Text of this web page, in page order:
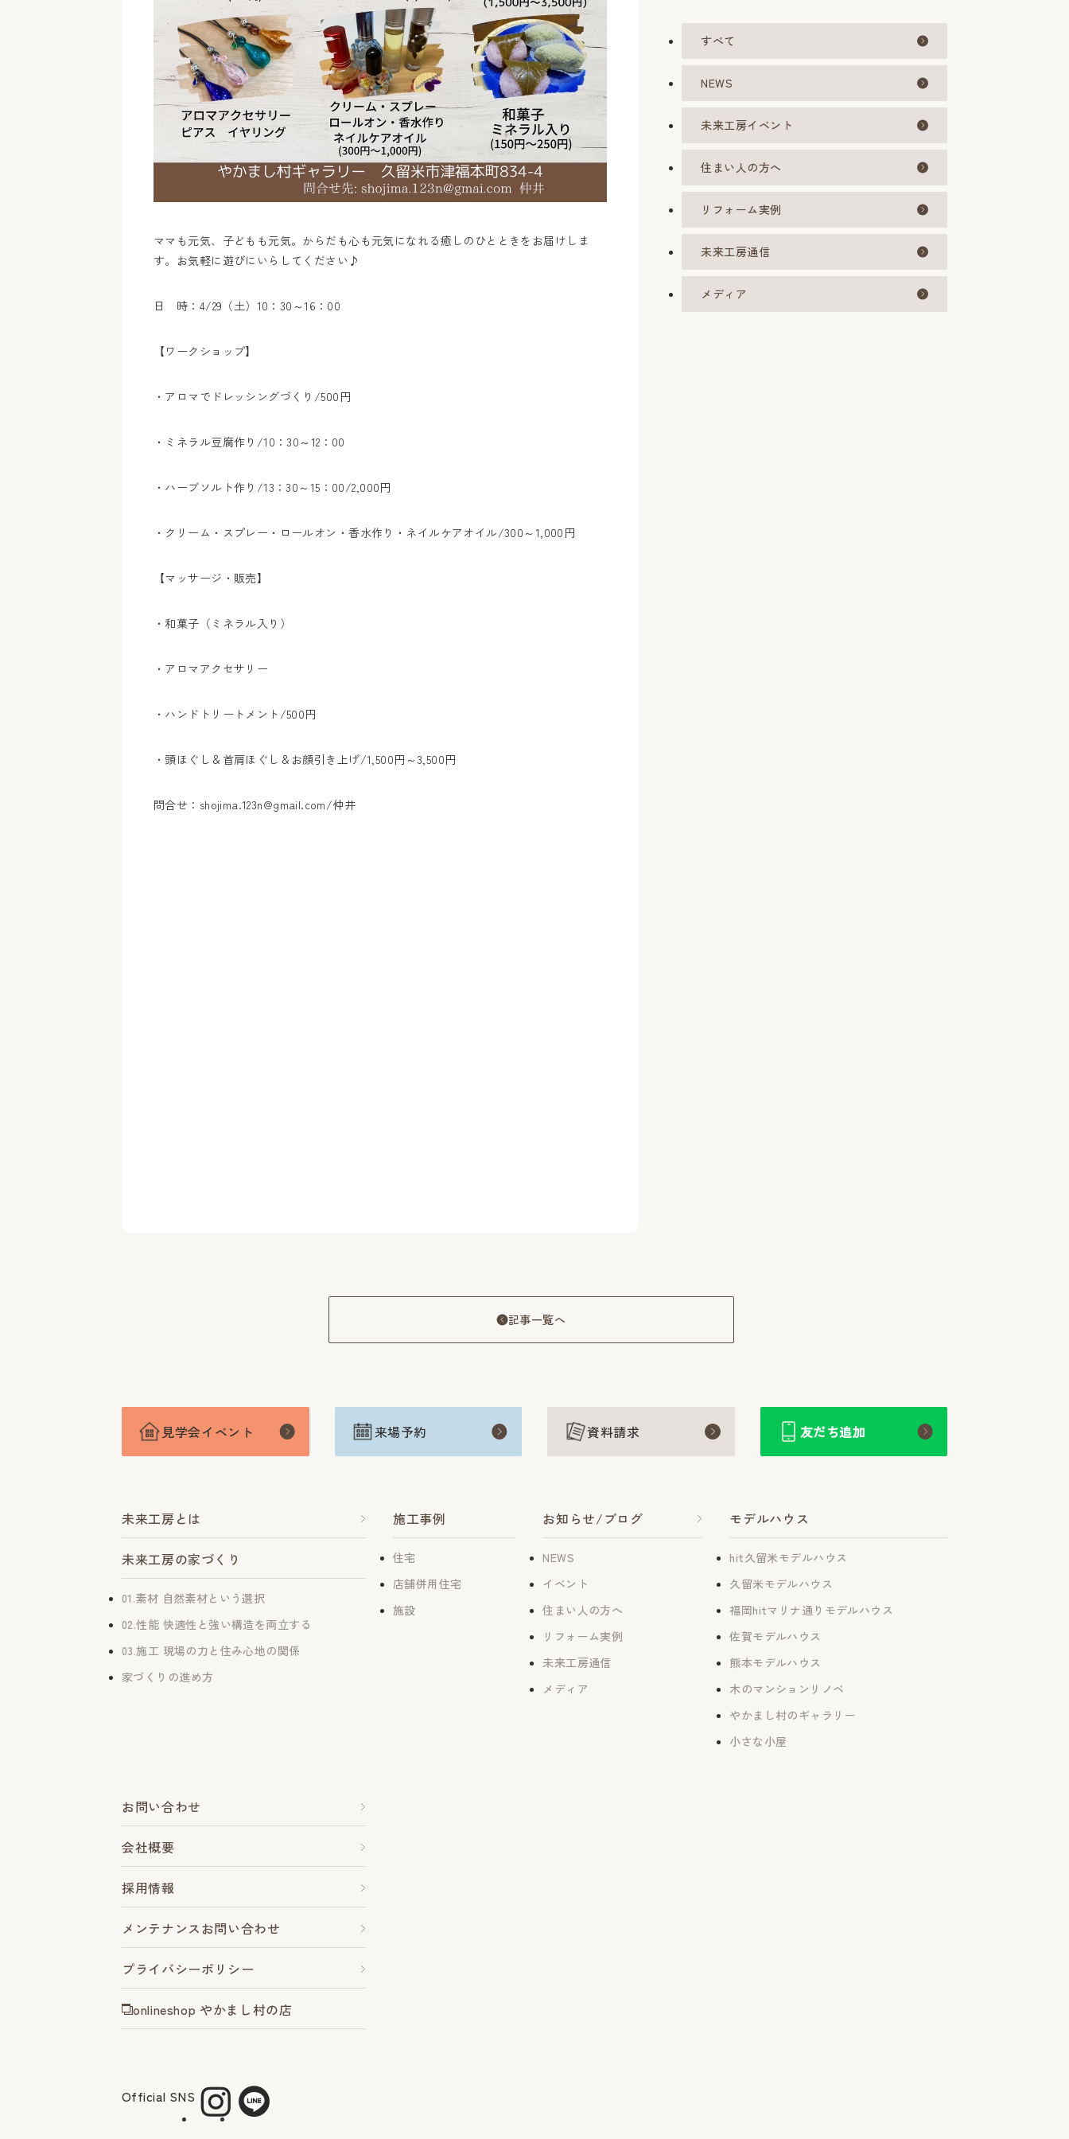
ママも元気、子どもも元気。からだも心も元気になれる癒しのひとときをお届けしま
す。お気軽に遊びにいらしてください♪
日 時：4/29（土）10：30～16：00
【ワークショップ】
・アロマでドレッシングづくり/500円
・ミネラル豆腐作り/10：30～12：00
・ハーブソルト作り/13：30～15：00/2,000円
・クリーム・スプレー・ロールオン・香水作り・ネイルケアオイル/300～1,000円
【マッサージ・販売】
・和菓子（ミネラル入り）
・アロマアクセサリー
・ハンドトリートメント/500円
・頭ほぐし＆首肩ほぐし＆お顔引き上げ/1,500円～3,500円
問合せ：shojima.123n@gmail.com/仲井
すべて
NEWS
未来工房イベント
住まい人の方へ
リフォーム実例
未来工房通信
メディア
記事一覧へ
見学会イベント 来場予約 資料請求 友だち追加
未来工房とは
未来工房の家づくり
01.素材 自然素材という選択
02.性能 快適性と強い構造を両立する
03.施工 現場の力と住み心地の関係
家づくりの進め方
施工事例
住宅
店舗併用住宅
施設
お知らせ/ブログ
NEWS
イベント
住まい人の方へ
リフォーム実例
未来工房通信
メディア
モデルハウス
hit久留米モデルハウス
久留米モデルハウス
福岡hitマリナ通りモデルハウス
佐賀モデルハウス
熊本モデルハウス
木のマンションリノベ
やかまし村のギャラリー
小さな小屋
お問い合わせ
会社概要
採用情報
メンテナンスお問い合わせ
プライバシーポリシー
onlineshop やかまし村の店
Official SNS